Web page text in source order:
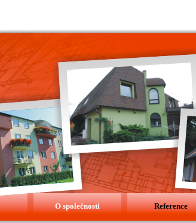
O společnosti Reference